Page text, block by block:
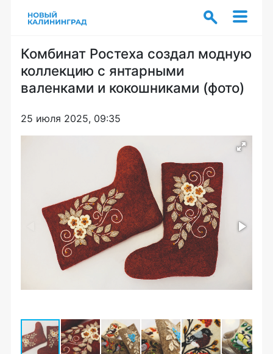
Комбинат Ростеха создал модную
коллекцию с янтарными
валенками и кокошниками (фото)
25 июля 2025, 09:35